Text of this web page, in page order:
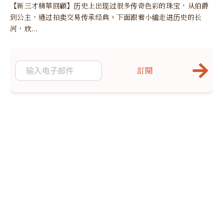
【新三才精華回顧】历史上出现过很多传奇色彩的珠宝，从伯爵
到公主，通过拍卖交易传承经典。下面跟着小编走进历史的长
河，欣...
訂閱